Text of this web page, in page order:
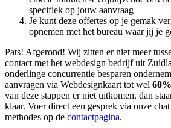
specifiek op jouw aanvraag
Je kunt deze offertes op je gemak
opnemen met het bureau waar jij je
Pats! Afgerond! Wij zitten er niet meer
contact met het webdesign bedrijf uit
onderlinge concurrentie besparen
aanvragen via Webdesignkaart tot wel 60%
van deze stappen er niet uitkomen, dan
klaar. Voer direct een gesprek via onze
methodes op de contactpagina.